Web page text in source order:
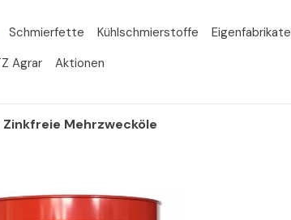
Schmierfette Kühlschmierstoffe Eigenfabrikate
Agrar Aktionen
Zinkfreie Mehrzwecköle